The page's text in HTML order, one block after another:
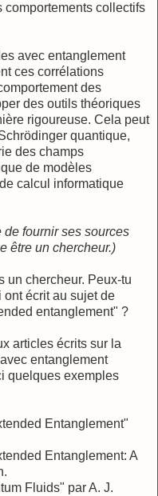
comportements collectifs
avec entanglement
ces corrélations
des
des outils théoriques
rigoureuse. Cela peut
quantique,
des champs
de modèles
calcul informatique
fournir ses sources
être un chercheur.)
un chercheur. Peux-tu
ont écrit au sujet de
entanglement" ?
articles écrits sur la
entanglement
quelques exemples
Entanglement"
Entanglement: A
Fluids" par A. J.